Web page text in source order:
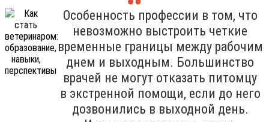
Особенность профессии в том, что
невозможно выстроить четкие
временные границы между рабочим
днем и выходным. Большинство
врачей не могут отказать питомцу
в экстренной помощи, если до него
дозвонились в выходной день.